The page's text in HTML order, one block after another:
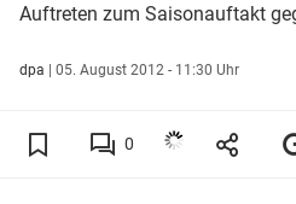
Auftreten zum Saisonauftakt
dpa | 05. August 2012 - 11:30 Uhr
0